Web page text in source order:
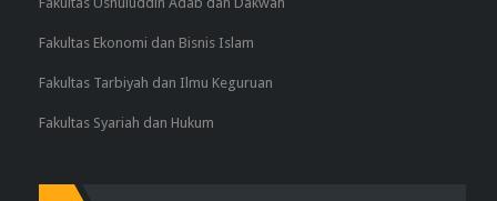
Fakultas Ekonomi dan Bisnis Islam
Fakultas Tarbiyah dan Ilmu Keguruan
Fakultas Syariah dan Hukum